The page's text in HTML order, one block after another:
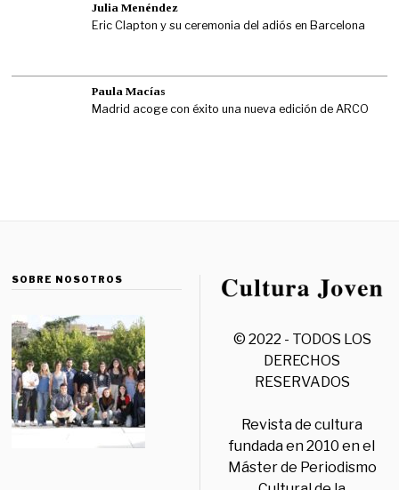
Julia Menéndez
Eric Clapton y su ceremonia del adiós en Barcelona
Paula Macías
Madrid acoge con éxito una nueva edición de ARCO
SOBRE NOSOTROS
© 2022 - TODOS LOS
DERECHOS
RESERVADOS
Revista de cultura
fundada en 2010 en el
Máster de Periodismo